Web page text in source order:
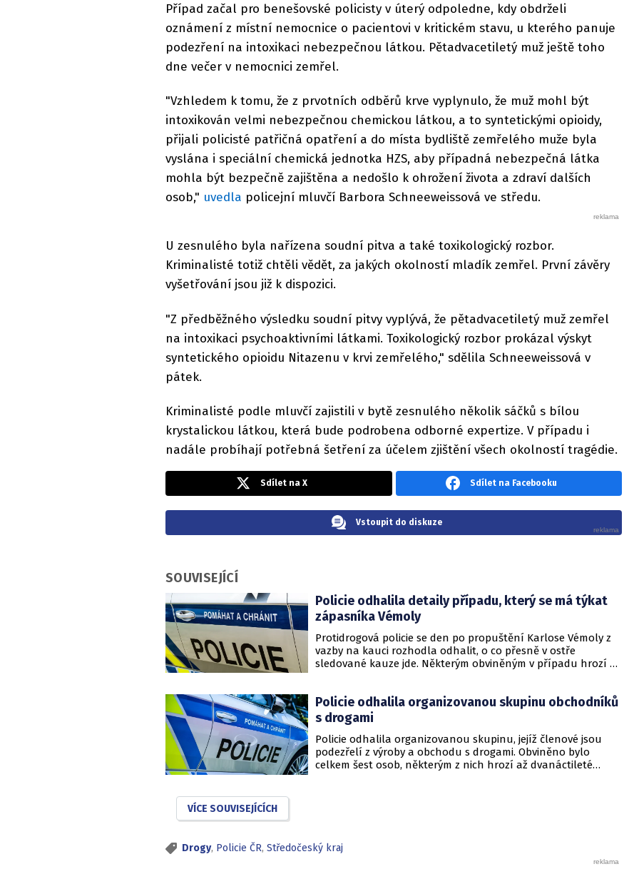
Případ začal pro benešovské policisty v úterý odpoledne, kdy obdrželi
oznámení z místní nemocnice o pacientovi v kritickém stavu, u kterého panuje
podezření na intoxikaci nebezpečnou látkou. Pětadvacetiletý muž ještě toho
dne večer v nemocnici zemřel.
"Vzhledem k tomu, že z prvotních odběrů krve vyplynulo, že muž mohl být
intoxikován velmi nebezpečnou chemickou látkou, a to syntetickými opioidy,
přijali policisté patřičná opatření a do místa bydliště zemřelého muže byla
vyslána i speciální chemická jednotka HZS, aby případná nebezpečná látka
mohla být bezpečně zajištěna a nedošlo k ohrožení života a zdraví dalších
osob," uvedla policejní mluvčí Barbora Schneeweissová ve středu.
U zesnulého byla nařízena soudní pitva a také toxikologický rozbor.
Kriminalisté totiž chtěli vědět, za jakých okolností mladík zemřel. První závěry
vyšetřování jsou již k dispozici.
"Z předběžného výsledku soudní pitvy vyplývá, že pětadvacetiletý muž zemřel
na intoxikaci psychoaktivními látkami. Toxikologický rozbor prokázal výskyt
syntetického opioidu Nitazenu v krvi zemřelého," sdělila Schneeweissová v
pátek.
Kriminalisté podle mluvčí zajistili v bytě zesnulého několik sáčků s bílou
krystalickou látkou, která bude podrobena odborné expertize. V případu i
nadále probíhají potřebná šetření za účelem zjištění všech okolností tragédie.
Sdílet na X Sdílet na Facebooku
Vstoupit do diskuze
SOUVISEJÍCÍ
Policie odhalila detaily případu, který se má týkat
zápasníka Vémoly
Protidrogová policie se den po propuštění Karlose Vémoly z
vazby na kauci rozhodla odhalit, o co přesně v ostře
sledované kauze jde. Některým obviněným v případu hrozí až
Policie odhalila organizovanou skupinu obchodníků
s drogami
Policie odhalila organizovanou skupinu, jejíž členové jsou
podezřelí z výroby a obchodu s drogami. Obviněno bylo
celkem šest osob, některým z nich hrozí až dvanáctileté
VÍCE SOUVISEJÍCÍCH
Drogy, Policie ČR, Středočeský kraj